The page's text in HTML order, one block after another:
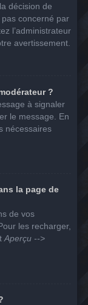
décision de
pas concerné par
l’administrateur
avertissement.
?
à signaler
le message. En
nécessaires
la page de
de vos
les recharger,
Aperçu -->